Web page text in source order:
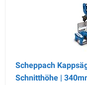
Scheppach
Schnitthöhe |